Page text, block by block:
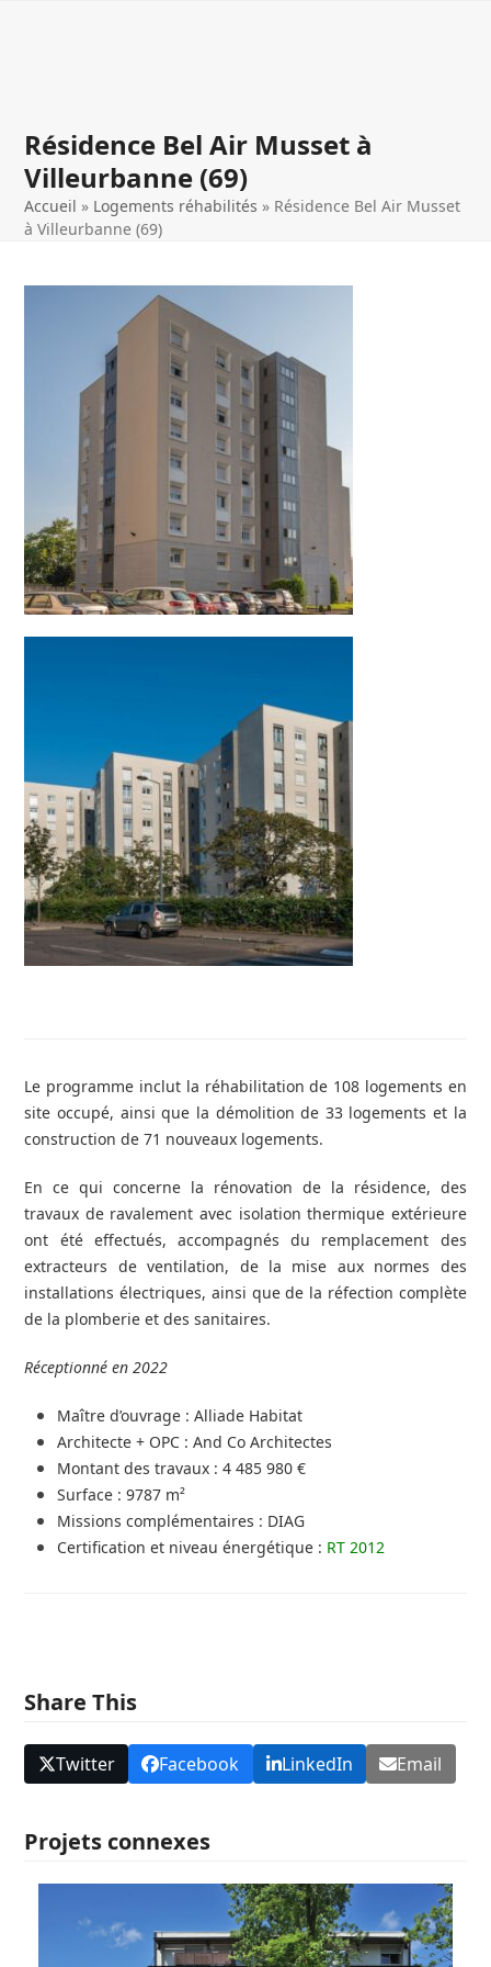
Résidence Bel Air Musset à
Villeurbanne (69)
Accueil » Logements réhabilités » Résidence Bel Air Musset
à Villeurbanne (69)
Le programme inclut la réhabilitation de 108 logements en
site occupé, ainsi que la démolition de 33 logements et la
construction de 71 nouveaux logements.
En ce qui concerne la rénovation de la résidence, des
travaux de ravalement avec isolation thermique extérieure
ont été effectués, accompagnés du remplacement des
extracteurs de ventilation, de la mise aux normes des
installations électriques, ainsi que de la réfection complète
de la plomberie et des sanitaires.
Réceptionné en 2022
Maître d’ouvrage : Alliade Habitat
Architecte + OPC :And Co Architectes
Montant des travaux : 4 485 980 €
Surface : 9787 m²
Missions complémentaires : DIAG
Certification et niveau énergétique : RT 2012
Share This
Twitter Facebook LinkedIn Email
Projets connexes